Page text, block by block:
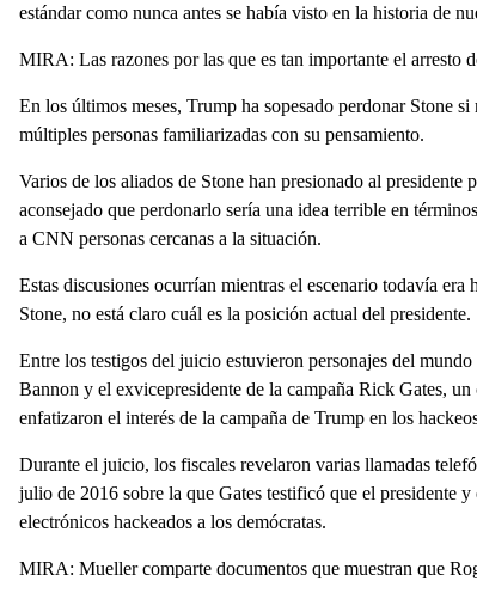
estándar como nunca antes se había visto en la historia de
MIRA: Las razones por las que es tan importante el arresto
En los últimos meses, Trump ha sopesado perdonar Stone
múltiples personas familiarizadas con su pensamiento.
Varios de los aliados de Stone han presionado al presidente
aconsejado que perdonarlo sería una idea terrible en
a CNN personas cercanas a la situación.
Estas discusiones ocurrían mientras el escenario todavía
Stone, no está claro cuál es la posición actual del presidente.
Entre los testigos del juicio estuvieron personajes del
Bannon y el exvicepresidente de la campaña Rick Gates,
enfatizaron el interés de la campaña de Trump en los
Durante el juicio, los fiscales revelaron varias llamadas
julio de 2016 sobre la que Gates testificó que el presidente
electrónicos hackeados a los demócratas.
MIRA: Mueller comparte documentos que muestran que